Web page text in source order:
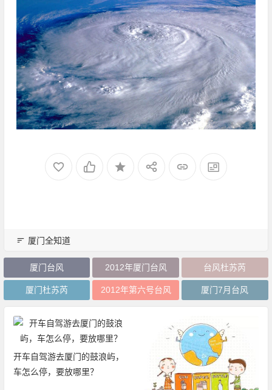
厦门全知道
厦门台风 2012年厦门台风 台风杜苏芮
厦门杜苏芮 2012年第六号台风 厦门7月台风
开车自驾游去厦门的鼓浪屿，
车怎么停，要放哪里？